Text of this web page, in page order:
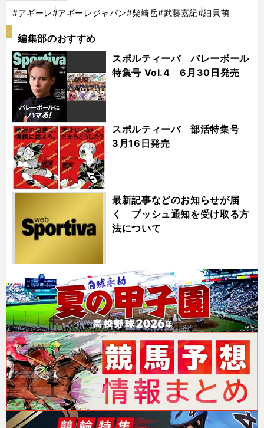
#アギーレ#アギーレジャパン#柴崎岳#武藤嘉紀#細貝萌
編集部のおすすめ
スポルティーバ バレーボール
特集号 Vol.4 6月30日発売
スポルティーバ 部活特集号
3月16日発売
最新記事などのお知らせが届
く プッシュ通知を受け取る方
法について